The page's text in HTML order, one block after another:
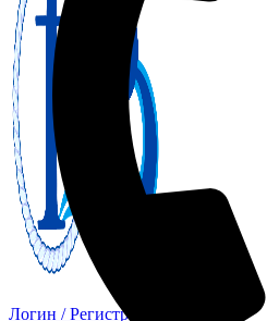
Логин / Регистрация